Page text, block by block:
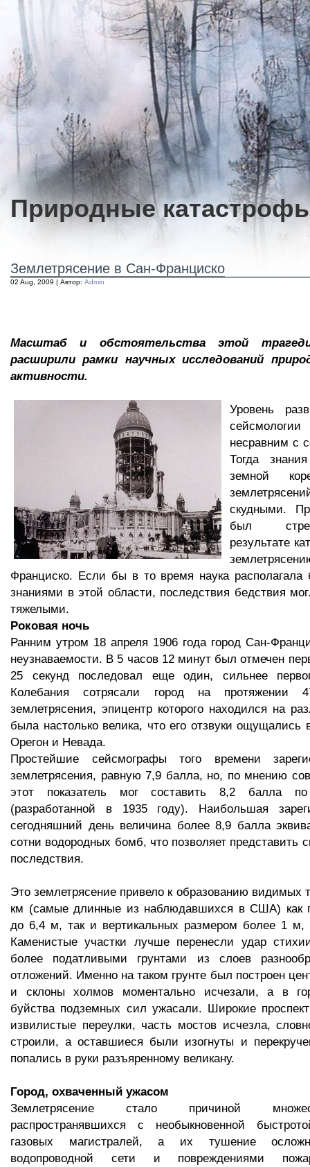
Природные
Землетрясение в Сан-Франциско
02 Aug, 2009 | Автор: Admin
Масштаб и обстоятельства этой
расширили рамки научных исследований
активности.
Уровень
несравним с
Тогда
земной
скудными.
был
результате
Франциско. Если бы в то время наука
знаниями в этой области, последствия бедствия
тяжелыми.
Роковая ночь
Ранним утром 18 апреля 1906 года город Сан-
неузнаваемости. В 5 часов 12 минут был отмечен
25 секунд последовал еще один, сильнее
Колебания сотрясали город на протяжении
землетрясения, эпицентр которого находился на
была настолько велика, что его отзвуки ощущались
Орегон и Невада.
Простейшие сейсмографы того времени
землетрясения, равную 7,9 балла, но, по мнению
этот показатель мог составить 8,2 балла
(разработанной в 1935 году). Наибольшая
сегодняшний день величина более 8,9 балла
сотни водородных бомб, что позволяет представить
последствия.
Это землетрясение привело к образованию видимых
км (самые длинные из наблюдавшихся в США) как
до 6,4 м, так и вертикальных размером более 1 м,
Каменистые участки лучше перенесли удар
более податливыми грунтами из слоев
отложений. Именно на таком грунте был построен
и склоны холмов моментально исчезали, а в
буйства подземных сил ужасали. Широкие
извилистые переулки, часть мостов исчезла,
строили, а оставшиеся были изогнуты и
попались в руки разъяренному великану.
Город, охваченный ужасом
Землетрясение стало причиной
распространявшихся с необыкновенной
газовых магистралей, а их тушение
водопроводной сети и повреждениями